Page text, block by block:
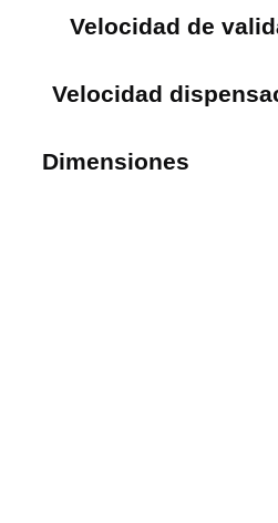
Velocidad de
Velocidad
Dimensiones